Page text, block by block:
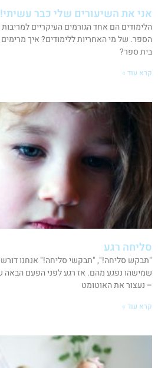
אני את השיעורים שלי כבר עשיתי!
הלימודים הם אחד הגורמים העיקריים למריבות
הספר. של מי האחריות ללימודים? איך
בית ספר?
קרא עוד »
סליחה רגע
"תבקש סליחה!", "תבקשי סליחה!" אנחנו
שמישהו נפגע מהם. אז רגע לפני הפעם הבאה
– נעצור את האוטומט
קרא עוד »